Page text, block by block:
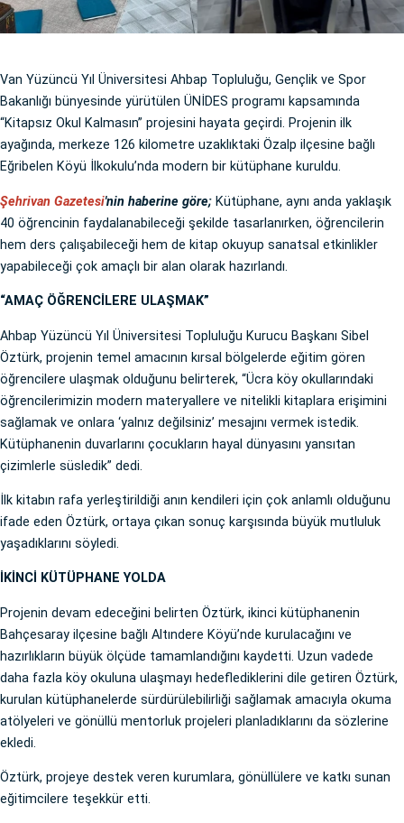
Van Yüzüncü Yıl Üniversitesi Ahbap Topluluğu, Gençlik ve Spor
Bakanlığı bünyesinde yürütülen ÜNİDES programı kapsamında
“Kitapsız Okul Kalmasın” projesini hayata geçirdi. Projenin ilk
ayağında, merkeze 126 kilometre uzaklıktaki Özalp ilçesine bağlı
Eğribelen Köyü İlkokulu’nda modern bir kütüphane kuruldu.
Şehrivan Gazetesi'nin haberine göre; Kütüphane, aynı anda yaklaşık
40 öğrencinin faydalanabileceği şekilde tasarlanırken, öğrencilerin
hem ders çalışabileceği hem de kitap okuyup sanatsal etkinlikler
yapabileceği çok amaçlı bir alan olarak hazırlandı.
“AMAÇ ÖĞRENCİLERE ULAŞMAK”
Ahbap Yüzüncü Yıl Üniversitesi Topluluğu Kurucu Başkanı Sibel
Öztürk, projenin temel amacının kırsal bölgelerde eğitim gören
öğrencilere ulaşmak olduğunu belirterek, “Ücra köy okullarındaki
öğrencilerimizin modern materyallere ve nitelikli kitaplara erişimini
sağlamak ve onlara ‘yalnız değilsiniz’ mesajını vermek istedik.
Kütüphanenin duvarlarını çocukların hayal dünyasını yansıtan
çizimlerle süsledik” dedi.
İlk kitabın rafa yerleştirildiği anın kendileri için çok anlamlı olduğunu
ifade eden Öztürk, ortaya çıkan sonuç karşısında büyük mutluluk
yaşadıklarını söyledi.
İKİNCİ KÜTÜPHANE YOLDA
Projenin devam edeceğini belirten Öztürk, ikinci kütüphanenin
Bahçesaray ilçesine bağlı Altındere Köyü’nde kurulacağını ve
hazırlıkların büyük ölçüde tamamlandığını kaydetti. Uzun vadede
daha fazla köy okuluna ulaşmayı hedeflediklerini dile getiren Öztürk,
kurulan kütüphanelerde sürdürülebilirliği sağlamak amacıyla okuma
atölyeleri ve gönüllü mentorluk projeleri planladıklarını da sözlerine
ekledi.
Öztürk, projeye destek veren kurumlara, gönüllülere ve katkı sunan
eğitimcilere teşekkür etti.